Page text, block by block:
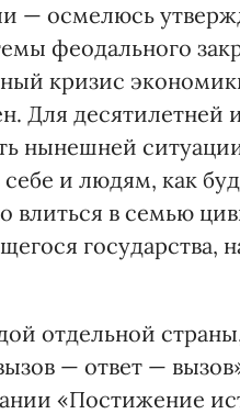
осмелюсь
феодального
кризис
Для десятилетней
нынешней
и людям, как
в семью
государства,
отдельной
— ответ —
«Постижение